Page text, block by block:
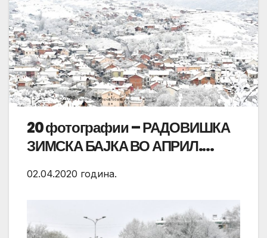
20 фотографии – РАДОВИШКА
ЗИМСКА БАЈКА ВО АПРИЛ….
02.04.2020 година.